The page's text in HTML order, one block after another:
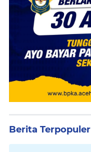
Berita Terpopuler